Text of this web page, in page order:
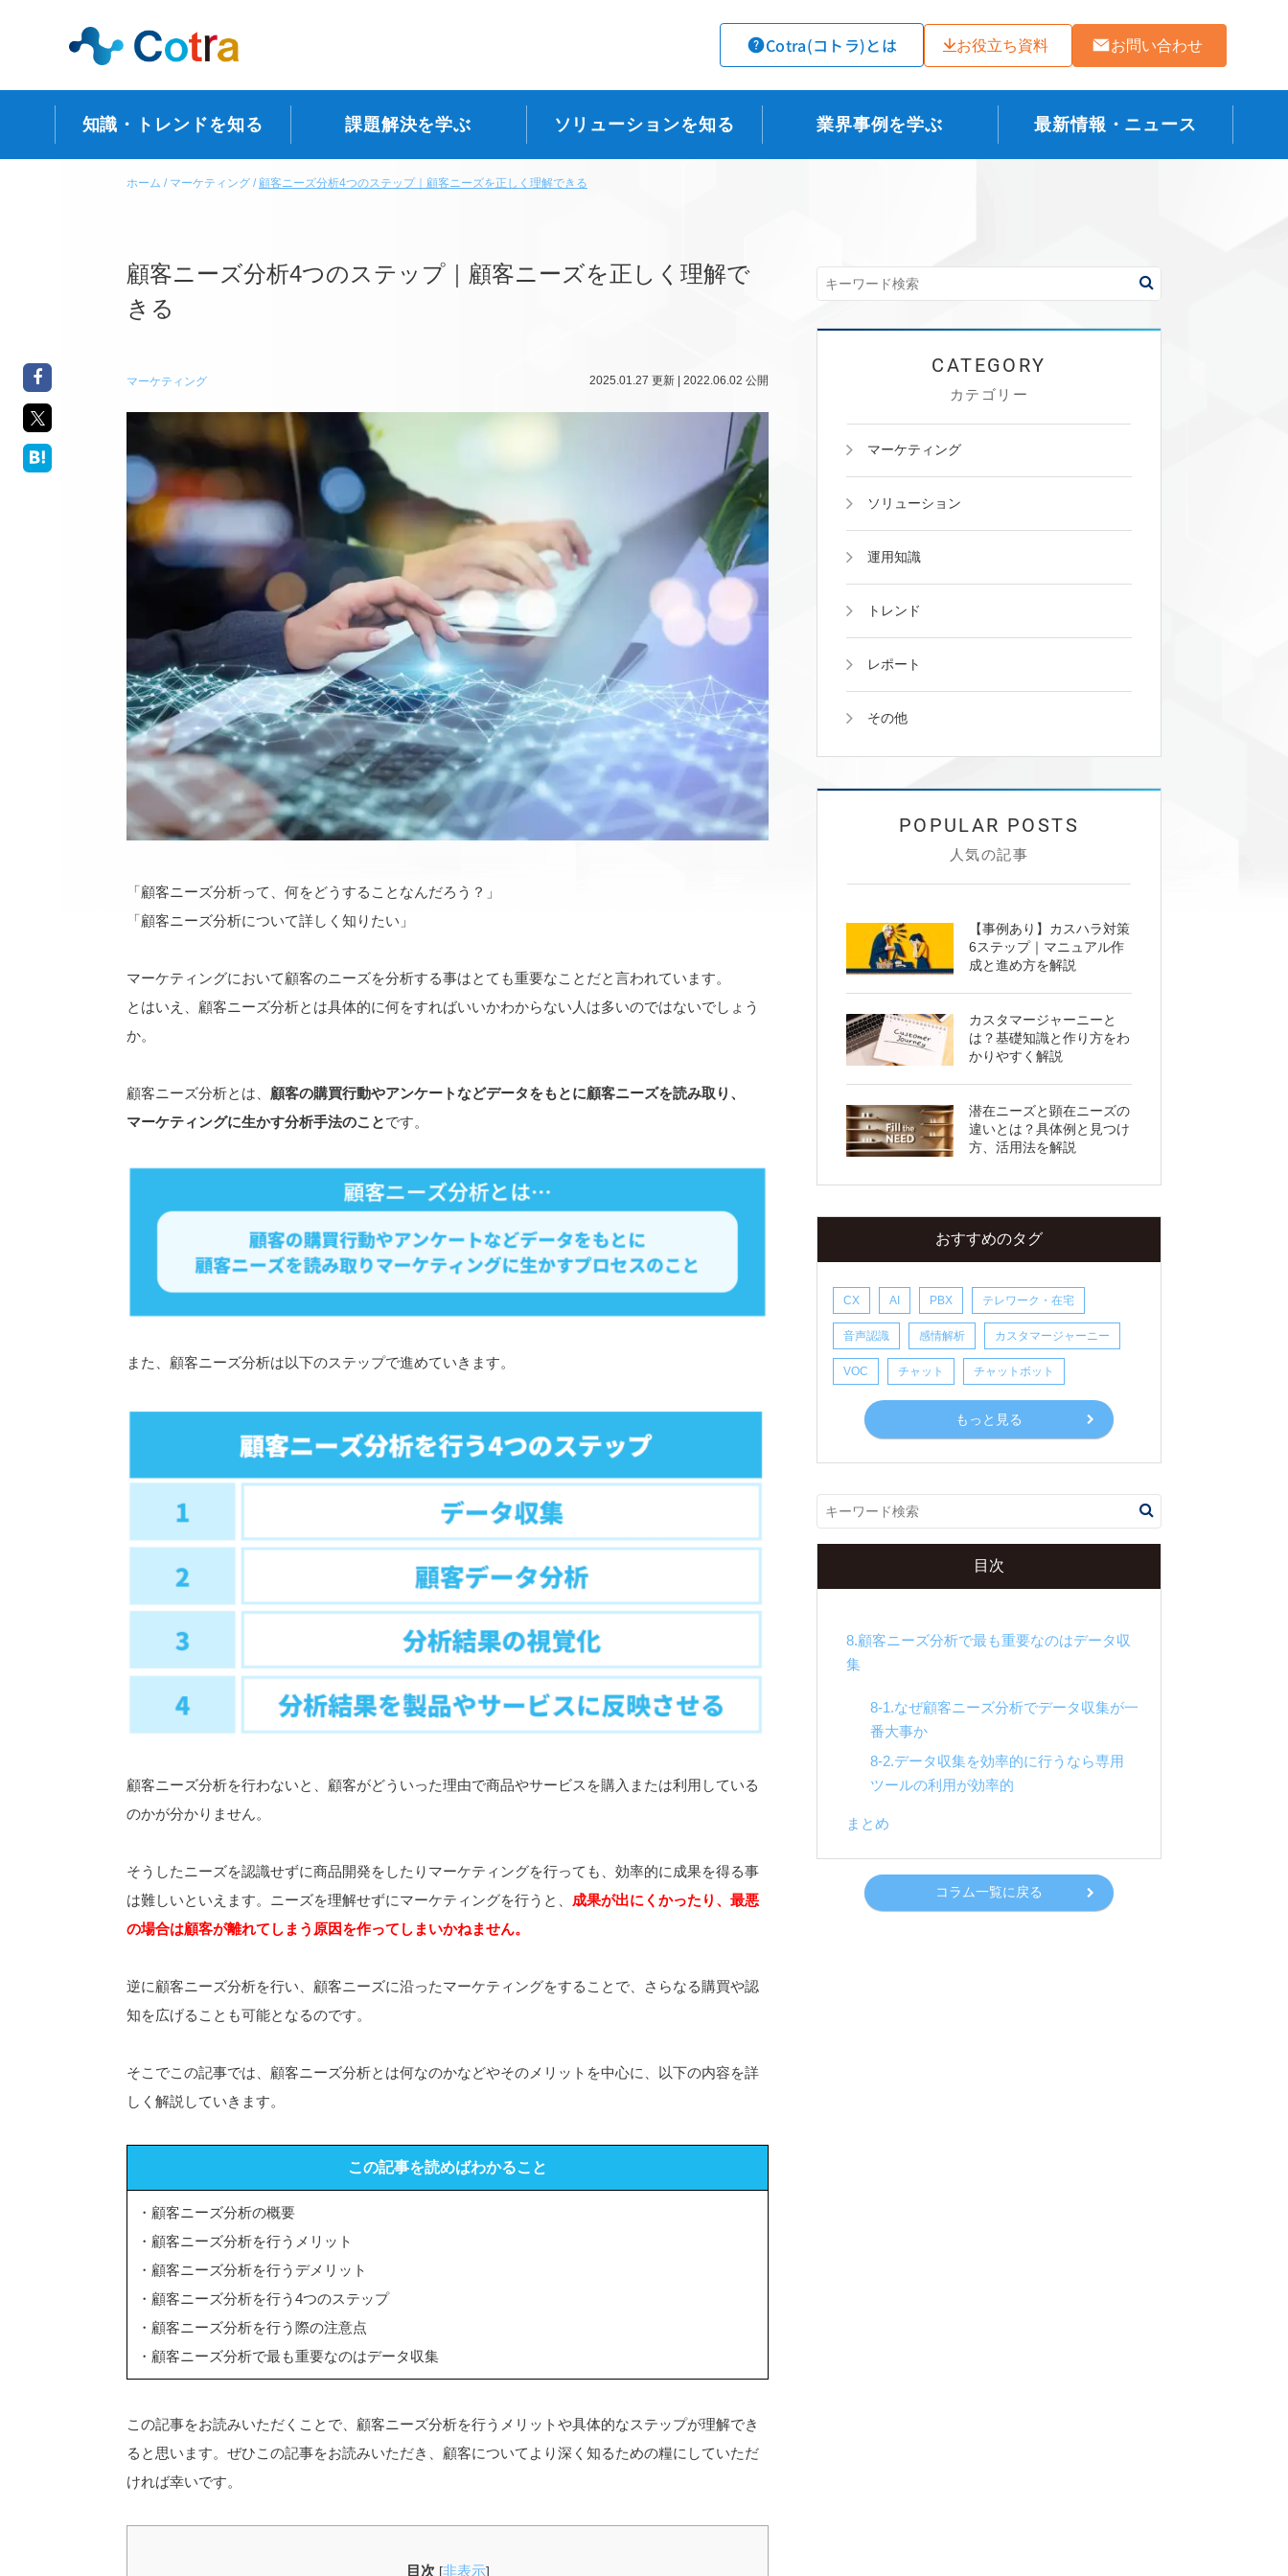
Cotra(コトラ)とは お役立ち資料 お問い合わせ
知識・トレンドを知る 課題解決を学ぶ ソリューションを知る 業界事例を学ぶ 最新情報・ニュース
ホーム マーケティング 顧客ニーズ分析4つのステップ｜顧客ニーズを正しく理解できる
顧客ニーズ分析4つのステップ｜顧客ニーズを正しく理解で
きる
マーケティング 2025.01.27 更新 | 2022.06.02 公開
「顧客ニーズ分析って、何をどうすることなんだろう？」
「顧客ニーズ分析について詳しく知りたい」
マーケティングにおいて顧客のニーズを分析する事はとても重要なことだと言われています。
とはいえ、顧客ニーズ分析とは具体的に何をすればいいかわからない人は多いのではないでしょう
か。
顧客ニーズ分析とは、 顧客の購買行動やアンケートなどデータをもとに顧客ニーズを読み取り、
マーケティングに生かす分析手法のことです。
また、顧客ニーズ分析は以下のステップで進めていきます。
顧客ニーズ分析を行わないと、顧客がどういった理由で商品やサービスを購入または利用している
のかが分かりません。
そうしたニーズを認識せずに商品開発をしたりマーケティングを行っても、効率的に成果を得る事
は難しいといえます。ニーズを理解せずにマーケティングを行うと、 成果が出にくかったり、最悪
の場合は顧客が離れてしまう原因を作ってしまいかねません。
逆に顧客ニーズ分析を行い、顧客ニーズに沿ったマーケティングをすることで、さらなる購買や認
知を広げることも可能となるのです。
そこでこの記事では、顧客ニーズ分析とは何なのかなどやそのメリットを中心に、以下の内容を詳
しく解説していきます。
この記事を読めばわかること
・顧客ニーズ分析の概要
・顧客ニーズ分析を行うメリット
・顧客ニーズ分析を行うデメリット
・顧客ニーズ分析を行う4つのステップ
・顧客ニーズ分析を行う際の注意点
・顧客ニーズ分析で最も重要なのはデータ収集
この記事をお読みいただくことで、顧客ニーズ分析を行うメリットや具体的なステップが理解でき
ると思います。ぜひこの記事をお読みいただき、顧客についてより深く知るための糧にしていただ
ければ幸いです。
目次 [非表示]
カテゴリー
マーケティング
ソリューション
運用知識
トレンド
レポート
その他
人気の記事
【事例あり】カスハラ対策
6ステップ｜マニュアル作
成と進め方を解説
カスタマージャーニーと
は？基礎知識と作り方をわ
かりやすく解説
潜在ニーズと顕在ニーズの
違いとは？具体例と見つけ
方、活用法を解説
おすすめのタグ
CX AI PBX テレワーク・在宅
音声認識 感情解析 カスタマージャーニー
VOC チャット チャットボット
もっと見る
目次
1.顧客ニーズ分析とは
1-3.顧客ニーズ分析を行う目的
2.顧客ニーズ分析を行うメリット
2-2.顧客の購買行動を把握できる
2-3.顧客体験を向上できる
2-4.マーケティング施策を効率化できる
3.顧客ニーズ分析を行うデメリット
4.【結論】顧客ニーズ分析は行ったほうが良
い
5.顧客ニーズ分析を実施した企業の成功事例
6.顧客ニーズ分析を行う4つのステップ
6-3.分析結果の視覚化
6-4.分析結果を製品やサービスに反映させ
る
7.顧客ニーズ分析の手法（フレームワーク）8
つ
7-2.デシル分析
7-5.行動トレンド分析
7-6.コホート分析
8.顧客ニーズ分析で最も重要なのはデータ収
集
8-1.なぜ顧客ニーズ分析でデータ収集が一
番大事か
8-2.データ収集を効率的に行うなら専用
ツールの利用が効率的
まとめ
コラム一覧に戻る